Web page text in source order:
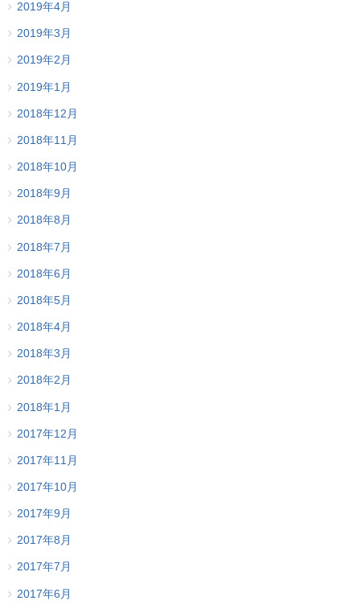
2019年4月
2019年3月
2019年2月
2019年1月
2018年12月
2018年11月
2018年10月
2018年9月
2018年8月
2018年7月
2018年6月
2018年5月
2018年4月
2018年3月
2018年2月
2018年1月
2017年12月
2017年11月
2017年10月
2017年9月
2017年8月
2017年7月
2017年6月